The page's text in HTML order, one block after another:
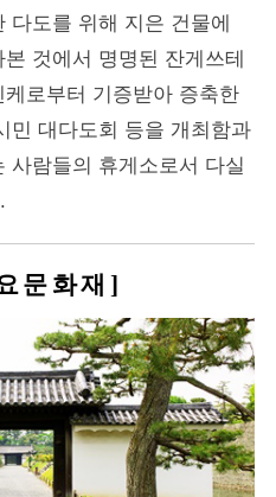
다도를 위해 지은 건물에
것에서 명명된 잔게쓰테
로부터 기증받아 증축한
민 대다도회 등을 개최함과
사람들의 휴게소로서 다실
문화재]